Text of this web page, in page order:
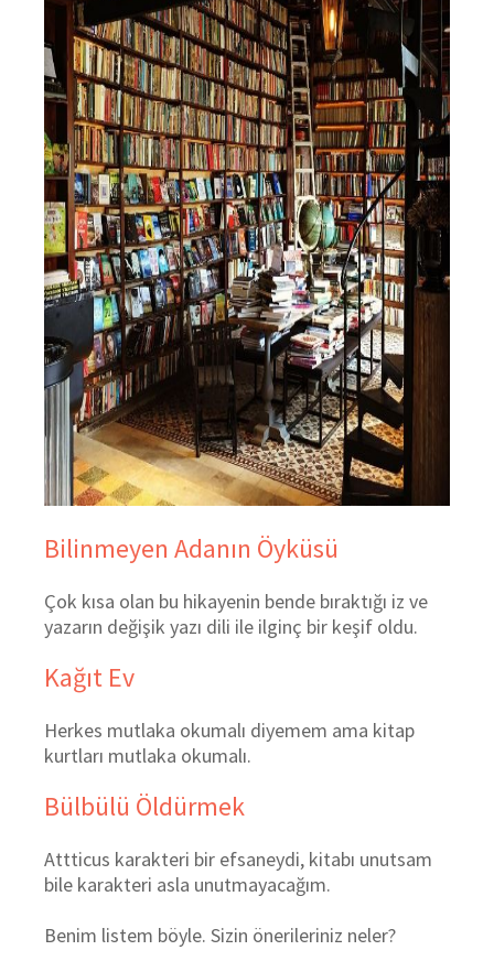
Bilinmeyen Adanın Öyküsü
Çok kısa olan bu hikayenin bende bıraktığı iz ve
yazarın değişik yazı dili ile ilginç bir keşif oldu.
Kağıt Ev
Herkes mutlaka okumalı diyemem ama kitap
kurtları mutlaka okumalı.
Bülbülü Öldürmek
Attticus karakteri bir efsaneydi, kitabı unutsam
bile karakteri asla unutmayacağım.
Benim listem böyle. Sizin önerileriniz neler?